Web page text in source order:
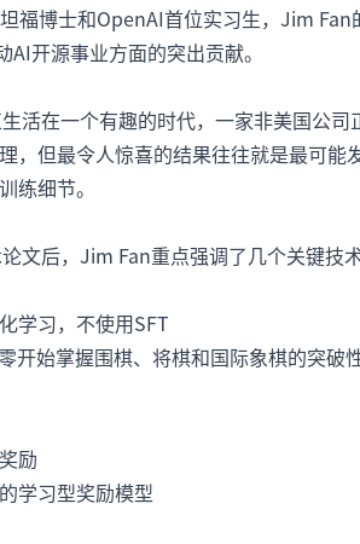
福博士和OpenAI首位实习生，Jim
开源事业方面的突出贡献。
活在一个有趣的时代，一家非美国公
，但最令人惊喜的结果往往就是最可
练细节。
文后，Jim Fan重点强调了几个关键技术
学习，不使用SFT
开始掌握围棋、将棋和国际象棋的突破
励
学习型奖励模型